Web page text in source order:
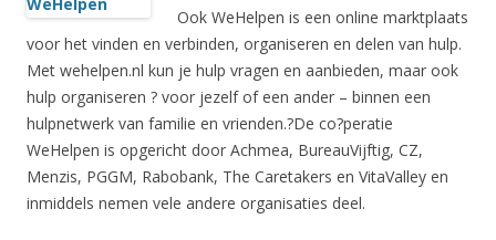
Ook WeHelpen is een online marktplaats
voor het vinden en verbinden, organiseren en delen van hulp.
Met wehelpen.nl kun je hulp vragen en aanbieden, maar ook
hulp organiseren ? voor jezelf of een ander – binnen een
hulpnetwerk van familie en vrienden.?De co?peratie
WeHelpen is opgericht door Achmea, BureauVijftig, CZ,
Menzis, PGGM, Rabobank, The Caretakers en VitaValley en
inmiddels nemen vele andere organisaties deel.